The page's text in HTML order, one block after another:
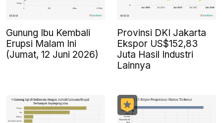
Gunung Ibu Kembali
Erupsi Malam Ini
(Jumat, 12 Juni 2026)
Provinsi DKI Jakarta
Ekspor US$152,83
Juta Hasil Industri
Lainnya